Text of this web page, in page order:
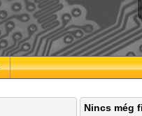
Nincs még